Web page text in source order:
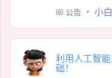
公告 · 小
利用人工智
础！